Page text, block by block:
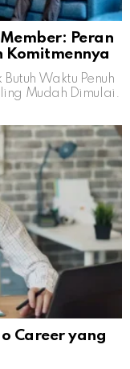
Peran
Komitmennya
Waktu Penuh
Mudah Dimulai.
Career yang